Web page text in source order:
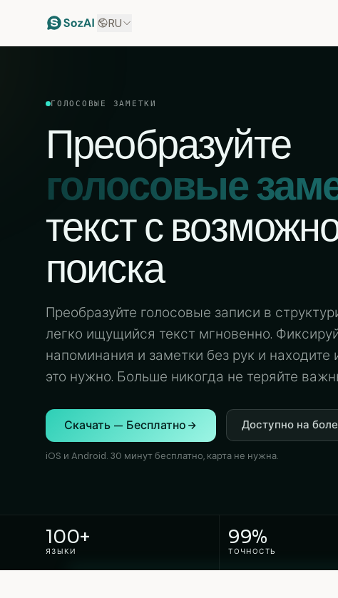
RU
ГОЛОСОВЫЕ ЗАМЕТКИ
Преобразуйте
голосовые
текст с
поиска
Преобразуйте голосовые записи в
легко ищущийся текст мгновенно.
напоминания и заметки без рук и находите
это нужно. Больше никогда не теряйте
Скачать — Бесплатно
iOS и Android. 30 минут бесплатно, карта не нужна.
Доступно на
100+
ЯЗЫКИ
99%
ТОЧНОСТЬ